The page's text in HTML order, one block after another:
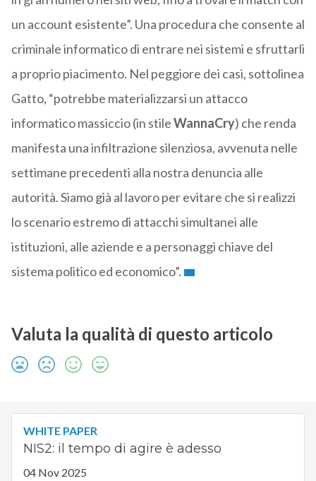
un account esistente”. Una procedura che consente al
criminale informatico di entrare nei sistemi e sfruttarli
a proprio piacimento. Nel peggiore dei casi, sottolinea
Gatto, “potrebbe materializzarsi un attacco
informatico massiccio (in stileWannaCry) che renda
manifesta una infiltrazione silenziosa, avvenuta nelle
settimane precedenti alla nostra denuncia alle
autorità. Siamo già al lavoro per evitare che si realizzi
lo scenario estremo di attacchi simultanei alle
istituzioni, alle aziende e a personaggi chiave del
sistema politico ed economico”.
Valuta la qualità di questo articolo
WHITE PAPER
NIS2: il tempo di agire è adesso
04 Nov 2025